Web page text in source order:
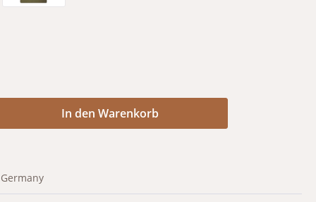
Gib den gewünschten Wert ein
In den Warenkorb